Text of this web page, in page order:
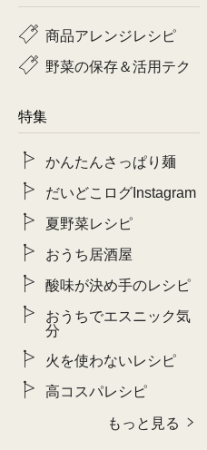
商品アレンジレシピ
野菜の保存＆活用テク
特集
かんたんさっぱり麺
だいどこログInstagram
夏野菜レシピ
おうち居酒屋
酸味が決め手のレシピ
おうちでエスニック気
分
火を使わないレシピ
高コスパレシピ
もっと見る